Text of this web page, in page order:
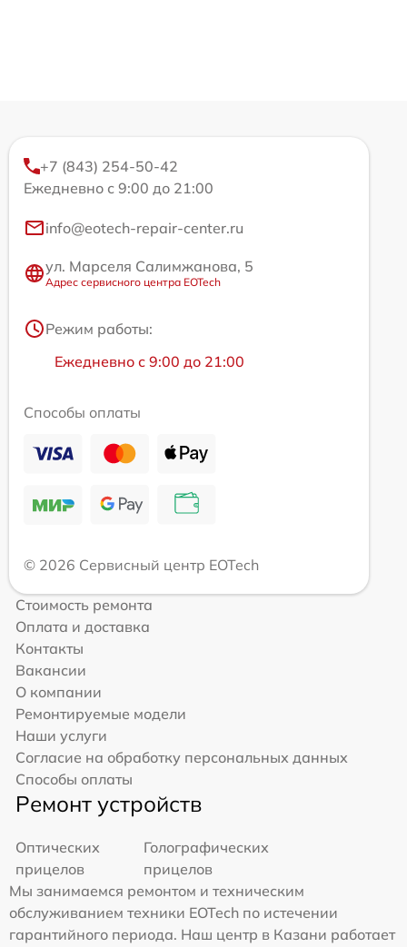
+7 (843) 254-50-42
Ежедневно с 9:00 до 21:00
info@eotech-repair-center.ru
ул. Марселя Салимжанова, 5
Адрес сервисного центра EOTech
Режим работы:
Ежедневно с 9:00 до 21:00
Способы оплаты
© 2026 Сервисный центр EOTech
Стоимость ремонта
Оплата и доставка
Контакты
Вакансии
О компании
Ремонтируемые модели
Наши услуги
Согласие на обработку персональных данных
Способы оплаты
Ремонт устройств
Оптических
прицелов
Голографических
прицелов
Мы занимаемся ремонтом и техническим
обслуживанием техники EOTech по истечении
гарантийного периода. Наш центр в Казани работает